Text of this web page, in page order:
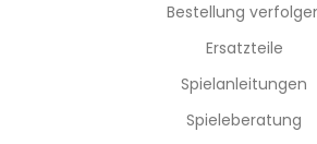
Bestellung
Ersatzteile
Spielanleitungen
Spieleberatung